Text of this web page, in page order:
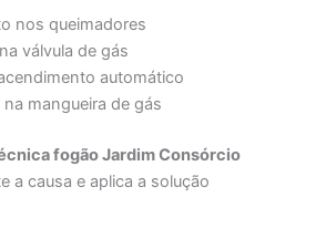
nos queimadores
válvula de gás
automático
mangueira de gás
fogão Jardim Consórcio
a causa e aplica a solução